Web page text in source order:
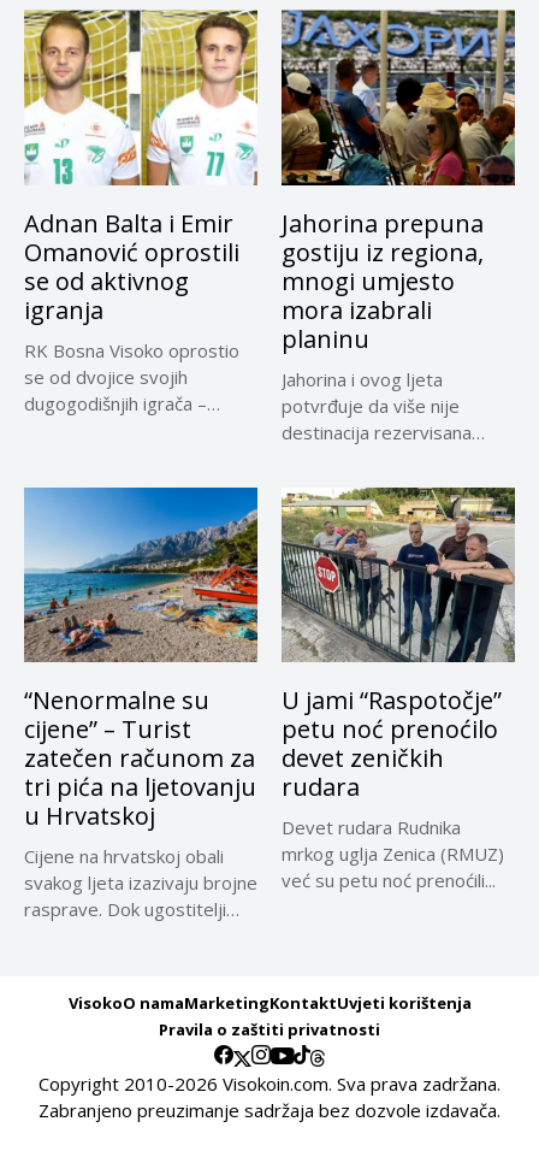
Adnan Balta i Emir
Omanović oprostili
se od aktivnog
igranja
RK Bosna Visoko oprostio
se od dvojice svojih
dugogodišnjih igrača –
Jahorina prepuna
gostiju iz regiona,
mnogi umjesto
mora izabrali
planinu
Jahorina i ovog ljeta
potvrđuje da više nije
destinacija rezervisana
“Nenormalne su
cijene” – Turist
zatečen računom za
tri pića na ljetovanju
u Hrvatskoj
Cijene na hrvatskoj obali
svakog ljeta izazivaju brojne
rasprave. Dok ugostitelji
U jami “Raspotočje”
petu noć prenoćilo
devet zeničkih
rudara
Devet rudara Rudnika
mrkog uglja Zenica (RMUZ)
već su petu noć prenoćili...
VisokoO namaMarketingKontaktUvjeti korištenja
Pravila o zaštiti privatnosti
Copyright 2010-2026 Visokoin.com. Sva prava zadržana.
Zabranjeno preuzimanje sadržaja bez dozvole izdavača.